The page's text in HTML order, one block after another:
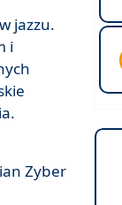
jazzu.
i
Zyber